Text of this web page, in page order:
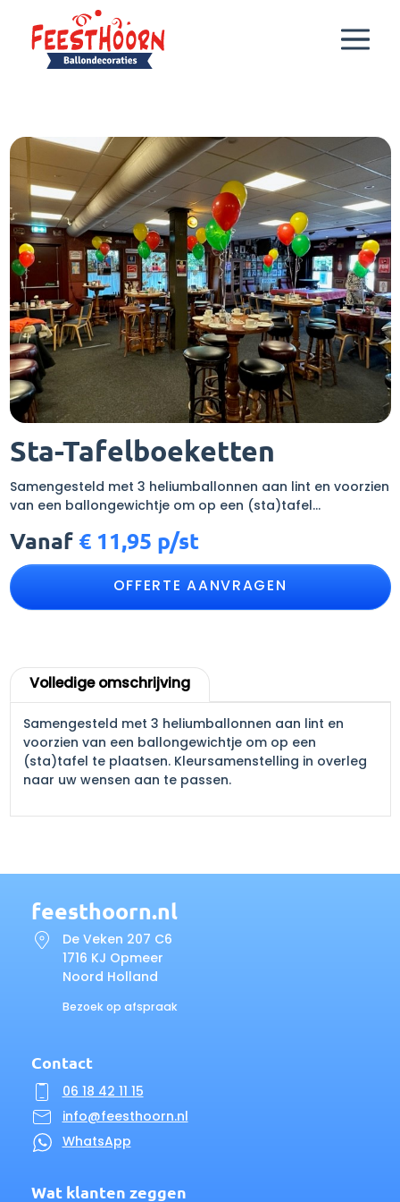
Sta-Tafelboeketten
Samengesteld met 3 heliumballonnen aan lint en voorzien
van een ballongewichtje om op een (sta)tafel…
Vanaf €11,95 p/st
OFFERTE AANVRAGEN
Volledige omschrijving
Samengesteld met 3 heliumballonnen aan lint en
voorzien van een ballongewichtje om op een
(sta)tafel te plaatsen. Kleursamenstelling in overleg
naar uw wensen aan te passen.
feesthoorn.nl
De Veken 207 C6
1716 KJ Opmeer
Noord Holland
Bezoek op afspraak
Contact
06 18 42 11 15
info@feesthoorn.nl
WhatsApp
Wat klanten zeggen